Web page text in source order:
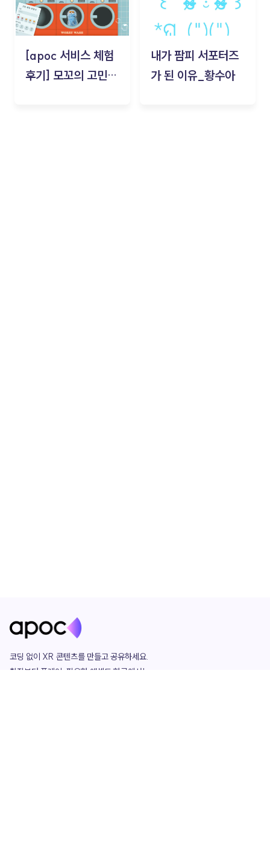
[apoc 서비스 체험
후기] 모꼬의 고민세
내가 팜피 서포터즈
가 된 이유_황수아
코딩 없이 XR 콘텐츠를 만들고 공유하세요.
창작부터 플레이, 필요한 애셋도 한곳에서!